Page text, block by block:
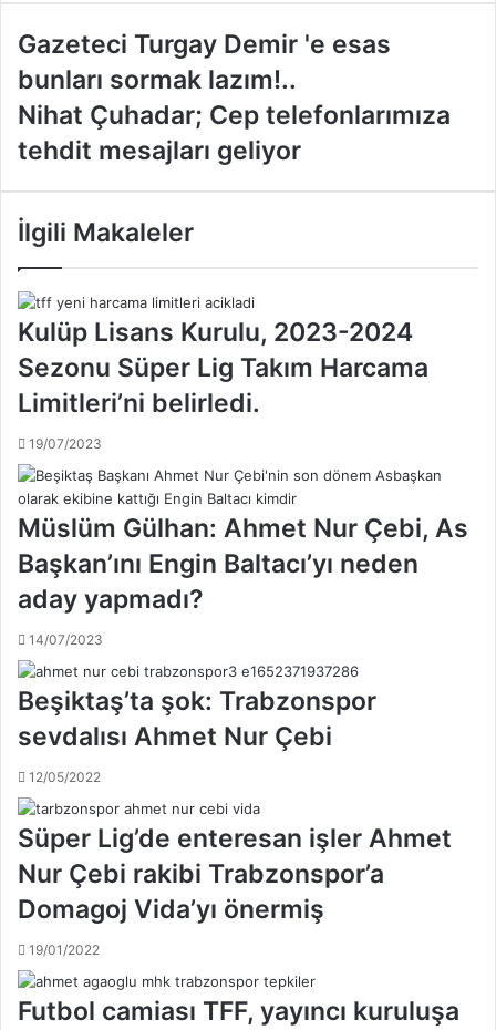
G
z
e
e
T
u
r
g
y
D
m
'
e
e
a
s
u
n
l
a
r
s
o
r
m
a
k
l
a
z
ı
m
Gazeteci Turgay Demir 'e esas
bunları sormak lazım!..
N
h
Ç
h
a
a
r
C
t
e
e
f
o
l
a
r
ı
m
z
a
t
e
h
d
i
t
m
e
s
Nihat Çuhadar; Cep telefonlarımıza
tehdit mesajları geliyor
İlgili Makaleler
Kulüp Lisans Kurulu, 2023-2024
Sezonu Süper Lig Takım Harcama
Limitleri’ni belirledi.
19/07/2023
Müslüm Gülhan: Ahmet Nur Çebi, As
Başkan’ını Engin Baltacı’yı neden
aday yapmadı?
14/07/2023
Beşiktaş’ta şok: Trabzonspor
sevdalısı Ahmet Nur Çebi
12/05/2022
Süper Lig’de enteresan işler Ahmet
Nur Çebi rakibi Trabzonspor’a
Domagoj Vida’yı önermiş
19/01/2022
Futbol camiası TFF, yayıncı kuruluşa